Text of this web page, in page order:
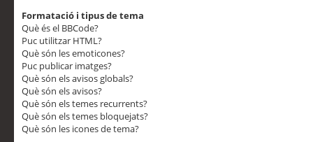
Formatació i tipus de tema
Què és el BBCode?
Puc utilitzar HTML?
Què són les emoticones?
Puc publicar imatges?
Què són els avisos globals?
Què són els avisos?
Què són els temes recurrents?
Què són els temes bloquejats?
Què són les icones de tema?